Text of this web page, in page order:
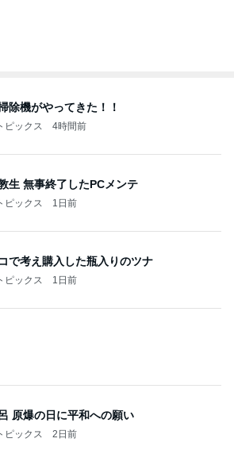
トのウエスト
で義母が言った映画の話
ピックス 2日前